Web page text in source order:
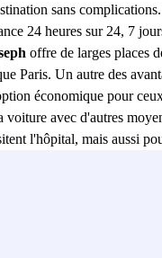
sans
24 heures sur 24, 7
offre de larges places
Paris. Un autre des
économique pour
avec d'autres
l'hôpital, mais aussi